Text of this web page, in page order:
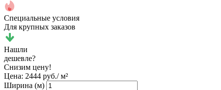
Специальные условия
Для крупных заказов
Нашли
дешевле?
Снизим цену!
Цена: 2444 руб./ м²
Ширина (м)